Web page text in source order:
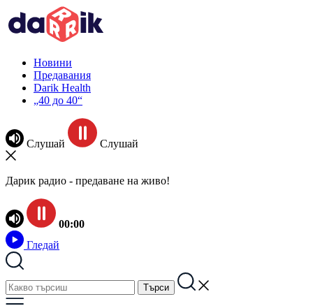
Новини
Предавания
Darik Health
„40 до 40“
Слушай Слушай
Дарик радио - предаване на живо!
00:00
Гледай